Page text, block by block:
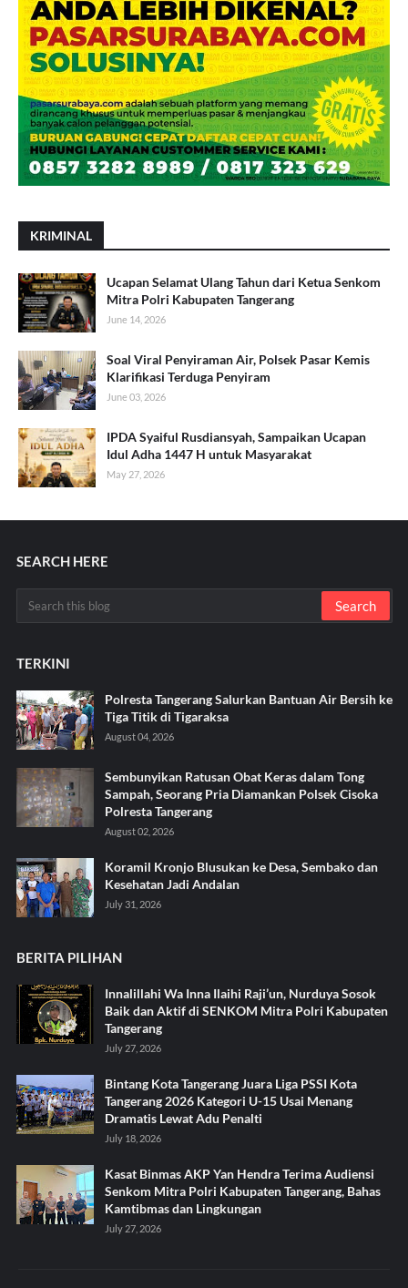
KRIMINAL
Ucapan Selamat Ulang Tahun dari Ketua Senkom
Mitra Polri Kabupaten Tangerang
June 14, 2026
Soal Viral Penyiraman Air, Polsek Pasar Kemis
Klarifikasi Terduga Penyiram
June 03, 2026
IPDA Syaiful Rusdiansyah, Sampaikan Ucapan
Idul Adha 1447 H untuk Masyarakat
May 27, 2026
SEARCH HERE
TERKINI
Polresta Tangerang Salurkan Bantuan Air Bersih ke
Tiga Titik di Tigaraksa ‎
August 04, 2026
Sembunyikan Ratusan Obat Keras dalam Tong
Sampah, Seorang Pria Diamankan Polsek Cisoka
Polresta Tangerang
August 02, 2026
Koramil Kronjo Blusukan ke Desa, Sembako dan
Kesehatan Jadi Andalan ‎
July 31, 2026
BERITA PILIHAN
Innalillahi Wa Inna Ilaihi Raji’un, Nurduya Sosok
Baik dan Aktif di SENKOM Mitra Polri Kabupaten
Tangerang
July 27, 2026
Bintang Kota Tangerang Juara Liga PSSI Kota
Tangerang 2026 Kategori U-15 Usai Menang
Dramatis Lewat Adu Penalti
July 18, 2026
Kasat Binmas AKP Yan Hendra Terima Audiensi
Senkom Mitra Polri Kabupaten Tangerang, Bahas
Kamtibmas dan Lingkungan
July 27, 2026